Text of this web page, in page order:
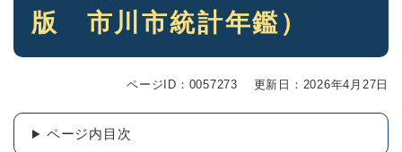
版 市川市統計年鑑）
ページID：0057273 更新日：2026年4月27日
ページ内目次